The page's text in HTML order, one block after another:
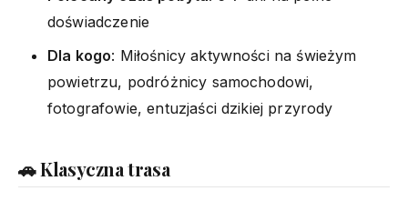
doświadczenie
Dla kogo: Miłośnicy aktywności na świeżym
powietrzu, podróżnicy samochodowi,
fotografowie, entuzjaści dzikiej przyrody
🚗 Klasyczna trasa